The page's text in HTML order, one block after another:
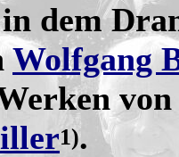
in dem
Wolfgang
1).